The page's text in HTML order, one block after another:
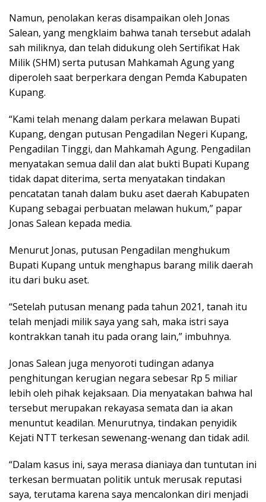
Namun, penolakan keras disampaikan oleh Jonas
Salean, yang mengklaim bahwa tanah tersebut adalah
sah miliknya, dan telah didukung oleh Sertifikat Hak
Milik (SHM) serta putusan Mahkamah Agung yang
diperoleh saat berperkara dengan Pemda Kabupaten
Kupang.
“Kami telah menang dalam perkara melawan Bupati
Kupang, dengan putusan Pengadilan Negeri Kupang,
Pengadilan Tinggi, dan Mahkamah Agung. Pengadilan
menyatakan semua dalil dan alat bukti Bupati Kupang
tidak dapat diterima, serta menyatakan tindakan
pencatatan tanah dalam buku aset daerah Kabupaten
Kupang sebagai perbuatan melawan hukum,” papar
Jonas Salean kepada media.
Menurut Jonas, putusan Pengadilan menghukum
Bupati Kupang untuk menghapus barang milik daerah
itu dari buku aset.
“Setelah putusan menang pada tahun 2021, tanah itu
telah menjadi milik saya yang sah, maka istri saya
kontrakkan tanah itu pada orang lain,” imbuhnya.
Jonas Salean juga menyoroti tudingan adanya
penghitungan kerugian negara sebesar Rp 5 miliar
lebih oleh pihak kejaksaan. Dia menyatakan bahwa hal
tersebut merupakan rekayasa semata dan ia akan
menuntut keadilan. Menurutnya, tindakan penyidik
Kejati NTT terkesan sewenang-wenang dan tidak adil.
“Dalam kasus ini, saya merasa dianiaya dan tuntutan ini
terkesan bermuatan politik untuk merusak reputasi
saya, terutama karena saya mencalonkan diri menjadi